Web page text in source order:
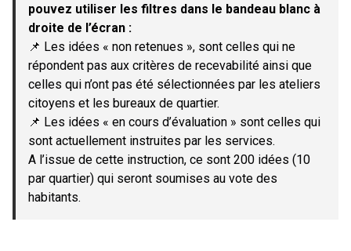
pouvez utiliser les filtres dans le bandeau blanc à
droite de l’écran :
📌 Les idées « non retenues », sont celles qui ne
répondent pas aux critères de recevabilité ainsi que
celles qui n’ont pas été sélectionnées par les ateliers
citoyens et les bureaux de quartier.
📌 Les idées « en cours d’évaluation » sont celles qui
sont actuellement instruites par les services.
A l’issue de cette instruction, ce sont 200 idées (10
par quartier) qui seront soumises au vote des
habitants.